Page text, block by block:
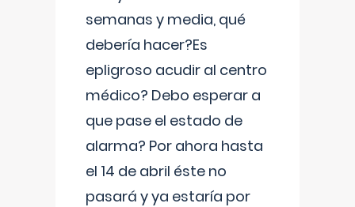
semanas y media, qué
debería hacer?Es
epligroso acudir al centro
médico? Debo esperar a
que pase el estado de
alarma? Por ahora hasta
el 14 de abril éste no
pasará y ya estaría por